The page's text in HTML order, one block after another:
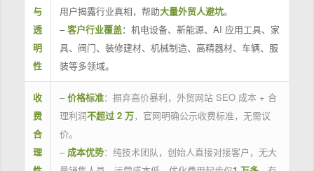
与
透
明
性
用户揭露行业真相，帮助大量外贸人避坑。
–客户行业覆盖：机电设备、新能源、AI 应用工具、家
具、阀门、装修建材、机械制造、高精器材、车辆、服
装等多领域。
收
费
合
理
– 价格标准：摒弃高价暴利，外贸网站 SEO 成本 + 合
理利润不超过 2 万，官网明确公示收费标准，无需议
价。
– 成本优势：纯技术团队，创始人直接对接客户，无大